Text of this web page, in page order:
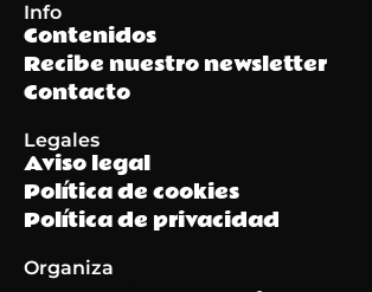
Info
Contenidos
Recibe nuestro newsletter
Contacto
Legales
Aviso legal
Política de cookies
Política de privacidad
Organiza